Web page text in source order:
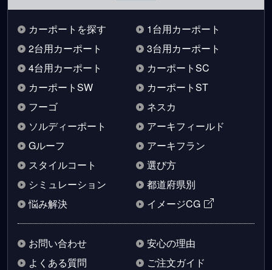
カーポートを探す
1台用カーポート
2台用カーポート
3台用カーポート
4台用カーポート
カーポートSC
カーポートSW
カーポートST
フーゴ
ネスカ
ソルディーポート
アーキフィールド
Gルーフ
アーキフラン
スタイルコート
選び方
シミュレーション
都道府県別
悩み解決
イメージCG
お問い合わせ
安心の理由
よくある質問
ご注文ガイド